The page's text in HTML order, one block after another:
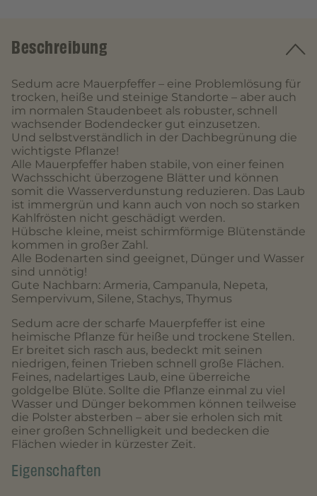
Beschreibung
Sedum acre Mauerpfeffer – eine Problemlösung für
trocken, heiße und steinige Standorte – aber auch
im normalen Staudenbeet als robuster, schnell
wachsender Bodendecker gut einzusetzen.
Und selbstverständlich in der Dachbegrünung die
wichtigste Pflanze!
Alle Mauerpfeffer haben stabile, von einer feinen
Wachsschicht überzogene Blätter und können
somit die Wasserverdunstung reduzieren. Das Laub
ist immergrün und kann auch von noch so starken
Kahlfrösten nicht geschädigt werden.
Hübsche kleine, meist schirmförmige Blütenstände
kommen in großer Zahl.
Alle Bodenarten sind geeignet, Dünger und Wasser
sind unnötig!
Gute Nachbarn: Armeria, Campanula, Nepeta,
Sempervivum, Silene, Stachys, Thymus
Sedum acre der scharfe Mauerpfeffer ist eine
heimische Pflanze für heiße und trockene Stellen.
Er breitet sich rasch aus, bedeckt mit seinen
niedrigen, feinen Trieben schnell große Flächen.
Feines, nadelartiges Laub, eine überreiche
goldgelbe Blüte. Sollte die Pflanze einmal zu viel
Wasser und Dünger bekommen können teilweise
die Polster absterben – aber sie erholen sich mit
einer großen Schnelligkeit und bedecken die
Flächen wieder in kürzester Zeit.
Eigenschaften